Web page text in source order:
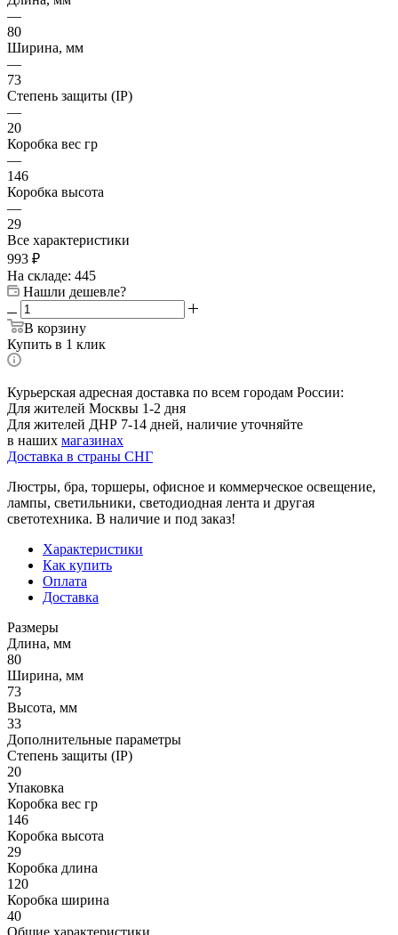
—
80
Ширина, мм
—
73
Степень защиты (IP)
—
20
Коробка вес гр
—
146
Коробка высота
—
29
Все характеристики
993 ₽
На складе: 445
Нашли дешевле?
В корзину
Купить в 1 клик
Курьерская адресная доставка по всем городам России:
Для жителей Москвы 1-2 дня
Для жителей ДНР 7-14 дней, наличие уточняйте
в наших магазинах
Доставка в страны СНГ
Люстры, бра, торшеры, офисное и коммерческое освещение,
лампы, светильники, светодиодная лента и другая
светотехника. В наличие и под заказ!
Характеристики
Как купить
Оплата
Доставка
Размеры
Длина, мм
80
Ширина, мм
73
Высота, мм
33
Дополнительные параметры
Степень защиты (IP)
20
Упаковка
Коробка вес гр
146
Коробка высота
29
Коробка длина
120
Коробка ширина
40
Общие характеристики